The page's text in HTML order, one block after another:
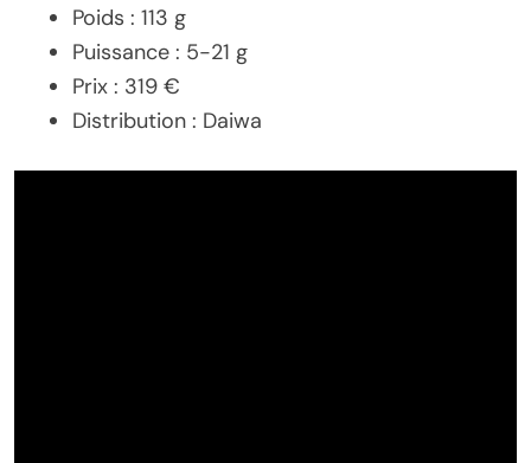
Poids : 113 g
Puissance : 5-21 g
Prix : 319 €
Distribution : Daiwa